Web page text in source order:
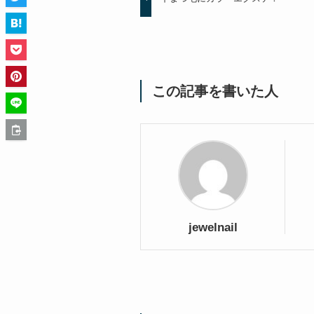
この記事を書いた人
jewelnail